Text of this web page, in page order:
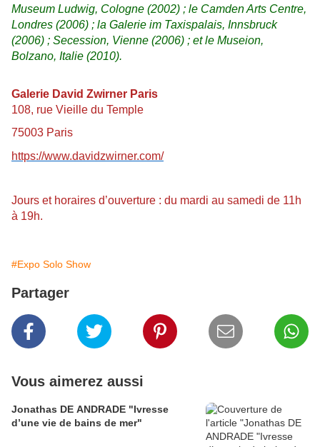
Museum Ludwig, Cologne (2002) ; le Camden Arts Centre,
Londres (2006) ; la Galerie im Taxispalais, Innsbruck
(2006) ; Secession, Vienne (2006) ; et le Museion,
Bolzano, Italie (2010).
Galerie David Zwirner Paris
108, rue Vieille du Temple
75003 Paris
https://www.davidzwirner.com/
Jours et horaires d’ouverture : du mardi au samedi de 11h
à 19h.
#Expo Solo Show
Partager
Vous aimerez aussi
Jonathas DE ANDRADE "Ivresse
d’une vie de bains de mer"